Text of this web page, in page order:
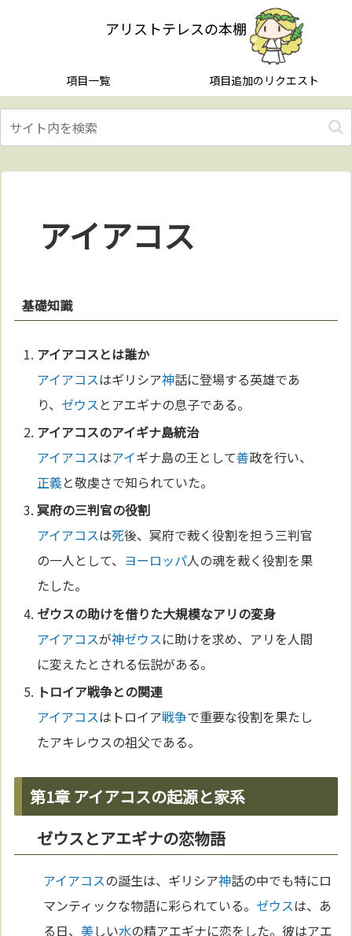
アリストテレスの本棚
項目一覧 項目追加のリクエスト
アイアコス
基礎知識
アイアコスとは誰か
アイアコスはギリシア神話に登場する英雄であ
り、 ゼウスとアエギナの息子である。
アイアコスのアイギナ島統治
アイアコスはアイギナ島の王として善政を行い、
正義と敬虔さで知られていた。
冥府の三判官の役割
アイアコスは死後、冥府で裁く役割を担う三判官
の一人として、 ヨーロッパ人の魂を裁く役割を果
たした。
ゼウスの助けを借りた大規模なアリの変身
アイアコスが神ゼウスに助けを求め、アリを人間
に変えたとされる伝説がある。
トロイア戦争との関連
アイアコスはトロイア戦争で重要な役割を果たし
たアキレウスの祖父である。
第1章 アイアコスの起源と家系
ゼウスとアエギナの恋物語
アイアコスの誕生は、ギリシア神話の中でも特にロ
マンティックな物語に彩られている。 ゼウスは、あ
る日、美しい水の精アエギナに恋をした。彼はアエ